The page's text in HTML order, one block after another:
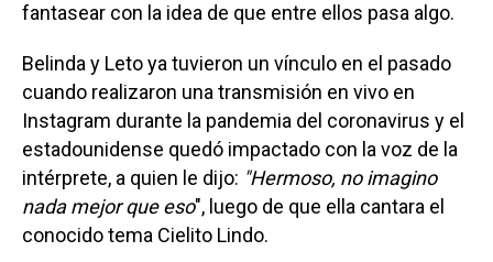
fantasear con la idea de que entre ellos pasa algo.
Belinda y Leto ya tuvieron un vínculo en el pasado
cuando realizaron una transmisión en vivo en
Instagram durante la pandemia del coronavirus y el
estadounidense quedó impactado con la voz de la
intérprete, a quien le dijo: "Hermoso, no imagino
nada mejor que eso", luego de que ella cantara el
conocido tema Cielito Lindo.